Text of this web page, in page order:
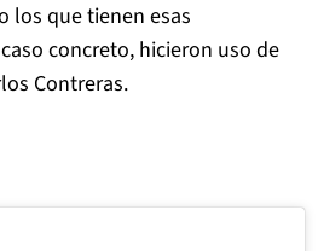
los que tienen esas
concreto, hicieron uso de
Contreras.